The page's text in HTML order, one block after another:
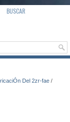
BUSCAR
Del 2zr-fae /